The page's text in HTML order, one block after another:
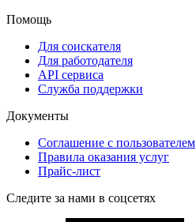
Помощь
Для соискателя
Для работодателя
API сервиса
Служба поддержки
Документы
Соглашение с пользователем
Правила оказания услуг
Прайс-лист
Следите за нами в соцсетях